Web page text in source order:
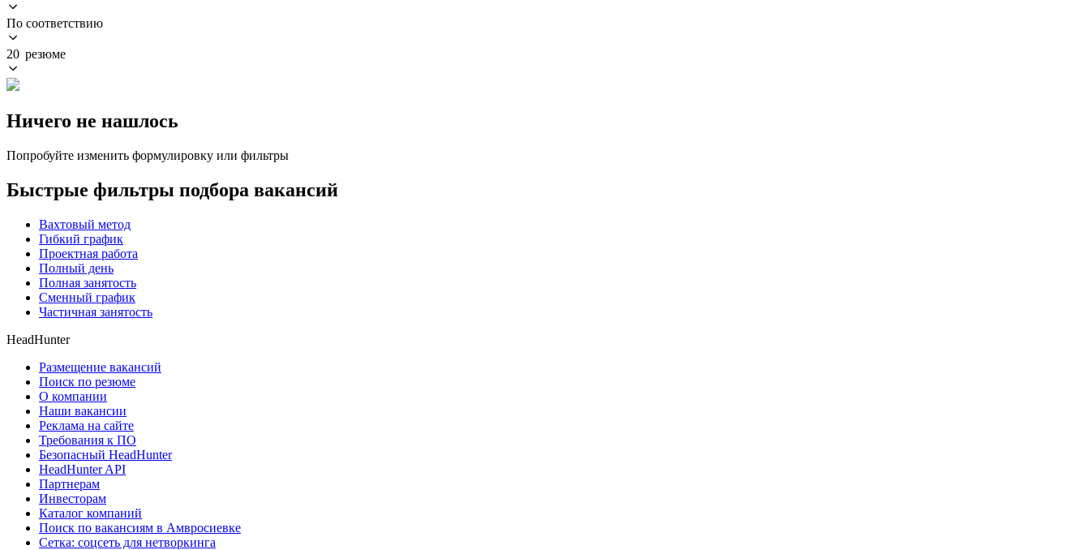
По соответствию
20 резюме
Ничего не нашлось
Попробуйте изменить формулировку или фильтры
Быстрые фильтры подбора вакансий
Вахтовый метод
Гибкий график
Проектная работа
Полный день
Полная занятость
Сменный график
Частичная занятость
HeadHunter
Размещение вакансий
Поиск по резюме
О компании
Наши вакансии
Реклама на сайте
Требования к ПО
Безопасный HeadHunter
HeadHunter API
Партнерам
Инвесторам
Каталог компаний
Поиск по вакансиям в Амвросиевке
Сетка: соцсеть для нетворкинга